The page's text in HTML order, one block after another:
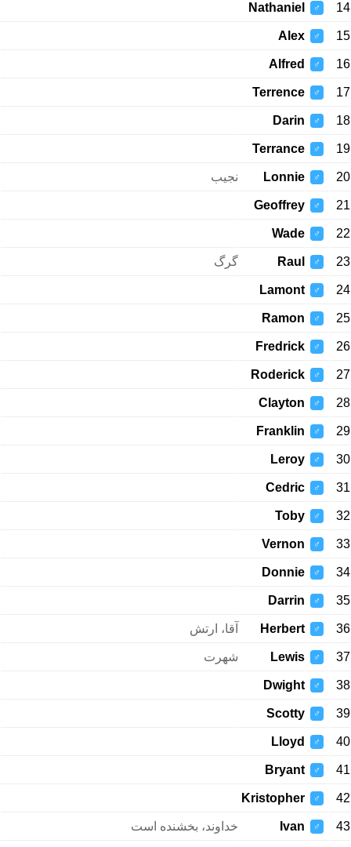
14
♂
Nathaniel
15
♂
Alex
16
♂
Alfred
17
♂
Terrence
18
♂
Darin
19
♂
Terrance
20
♂
Lonnie نجیب
21
♂
Geoffrey
22
♂
Wade
23
♂
Raul گرگ
24
♂
Lamont
25
♂
Ramon
26
♂
Fredrick
27
♂
Roderick
28
♂
Clayton
29
♂
Franklin
30
♂
Leroy
31
♂
Cedric
32
♂
Toby
33
♂
Vernon
34
♂
Donnie
35
♂
Darrin
36
♂
Herbert آقا، ارتش
37
♂
Lewis شهرت
38
♂
Dwight
39
♂
Scotty
40
♂
Lloyd
41
♂
Bryant
42
♂
Kristopher
43
♂
Ivan خداوند، بخشنده است